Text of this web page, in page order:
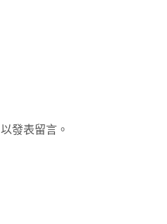
以發表留言。